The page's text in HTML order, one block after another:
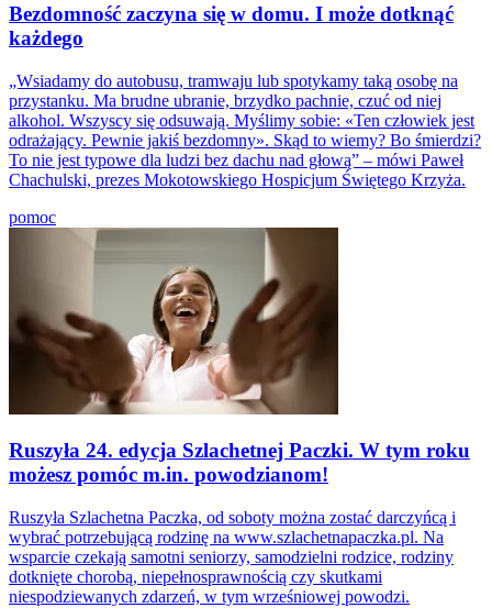
Bezdomność zaczyna się w domu. I może dotknąć
każdego
„Wsiadamy do autobusu, tramwaju lub spotykamy taką osobę na
przystanku. Ma brudne ubranie, brzydko pachnie, czuć od niej
alkohol. Wszyscy się odsuwają. Myślimy sobie: «Ten człowiek jest
odrażający. Pewnie jakiś bezdomny». Skąd to wiemy? Bo śmierdzi?
To nie jest typowe dla ludzi bez dachu nad głową” – mówi Paweł
Chachulski, prezes Mokotowskiego Hospicjum Świętego Krzyża.
pomoc
Ruszyła 24. edycja Szlachetnej Paczki. W tym roku
możesz pomóc m.in. powodzianom!
Ruszyła Szlachetna Paczka, od soboty można zostać darczyńcą i
wybrać potrzebującą rodzinę na www.szlachetnapaczka.pl. Na
wsparcie czekają samotni seniorzy, samodzielni rodzice, rodziny
dotknięte chorobą, niepełnosprawnością czy skutkami
niespodziewanych zdarzeń, w tym wrześniowej powodzi.